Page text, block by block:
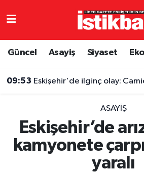
Güncel Asayiş Siyaset
09:53 Eskişehir'de ilginç olay:
ASAYIŞ
Eskişehir’de
kamyonete
yaralı
Eskişehirspor
Spor
Eskişehir Nöbetçi Eczaneler
TFF 3.Lig 4.Grup Puan